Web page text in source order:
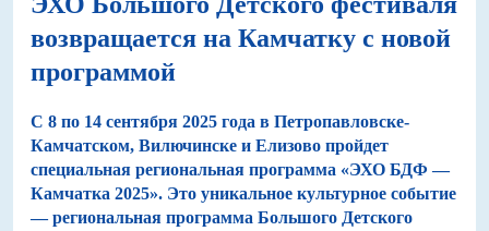
возвращается на Камчатку с новой
программой
С 8 по 14 сентября 2025 года в Петропавловске-
Камчатском, Вилючинске и Елизово пройдет
специальная региональная программа «ЭХО БДФ —
Камчатка 2025». Это уникальное культурное событие
— региональная программа Большого Детского